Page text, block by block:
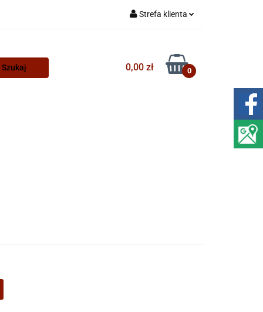
Strefa klienta
Zarejestruj się
Dodaj zgłoszenie
0,00 zł 0